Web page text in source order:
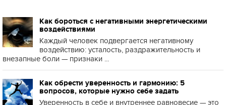
Как бороться с негативными энергетическими
воздействиями
Каждый человек подвергается негативному
воздействию: усталость, раздражительность и
внезапные боли — признаки ...
Как обрести уверенность и гармонию: 5
вопросов, которые нужно себе задать
Уверенность в себе и внутреннее равновесие — это